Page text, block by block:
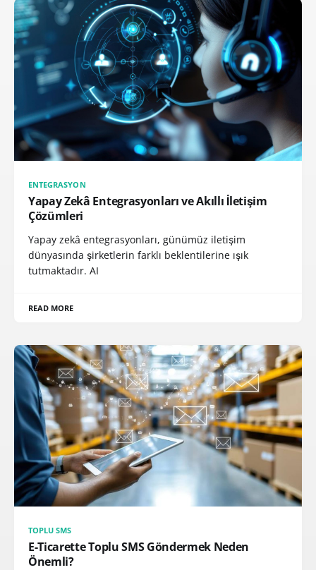
ENTEGRASYON
Yapay Zekâ Entegrasyonları ve Akıllı İletişim
Çözümleri
Yapay zekâ entegrasyonları, günümüz iletişim
dünyasında şirketlerin farklı beklentilerine ışık
tutmaktadır. AI
READ MORE
TOPLU SMS
E-Ticarette Toplu SMS Göndermek Neden
Önemli?